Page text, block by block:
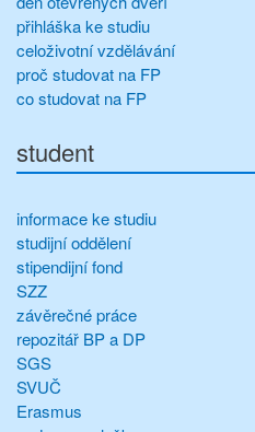
přihláška ke studiu
celoživotní vzdělávání
proč studovat na FP
co studovat na FP
student
informace ke studiu
studijní oddělení
stipendijní fond
SZZ
závěrečné práce
repozitář BP a DP
SGS
SVUČ
Erasmus